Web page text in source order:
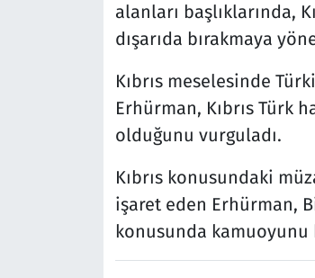
alanları başlıklarında,
dışarıda bırakmaya
Kıbrıs meselesinde
Erhürman, Kıbrıs Türk
olduğunu vurguladı.
Kıbrıs konusundaki
işaret eden Erhürman,
konusunda